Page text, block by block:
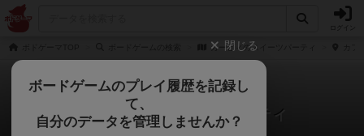
カービィのスイーツパーティ
カービィのスイーツパーティ
14店のカフェ/スペースが提供中
閉じる
ボードゲームのプレイ履歴を記録し
て、
自分のデータを管理しませんか？